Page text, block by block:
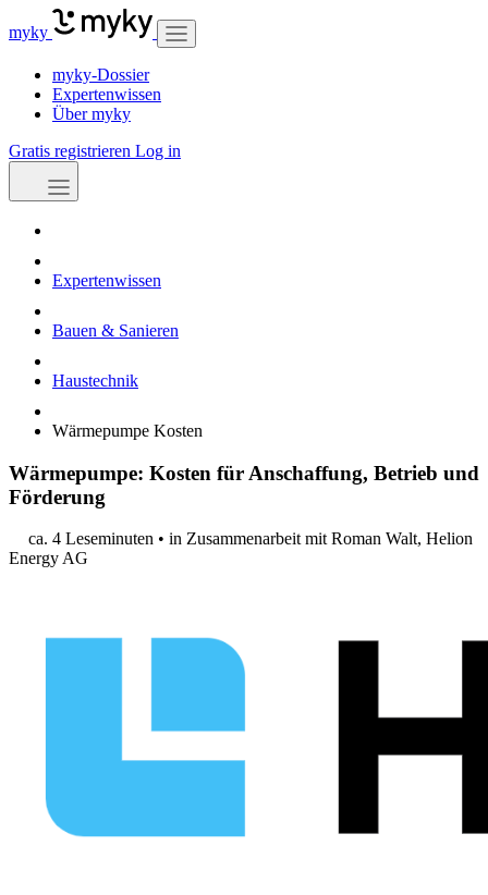
myky
myky-Dossier
Expertenwissen
Über myky
Gratis registrieren Log in
Expertenwissen
Bauen & Sanieren
Haustechnik
Wärmepumpe Kosten
Wärmepumpe: Kosten für Anschaffung, Betrieb und
Förderung
ca. 4 Leseminuten • in Zusammenarbeit mit Roman Walt, Helion
Energy AG